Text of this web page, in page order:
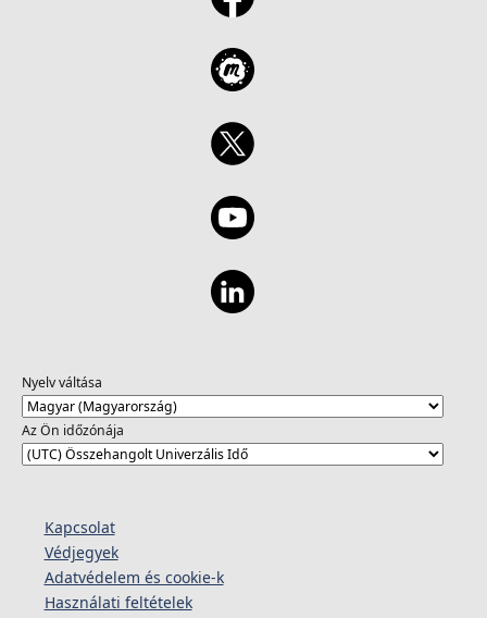
Nyelv váltása
Az Ön időzónája
Kapcsolat
Védjegyek
Adatvédelem és cookie-k
Használati feltételek